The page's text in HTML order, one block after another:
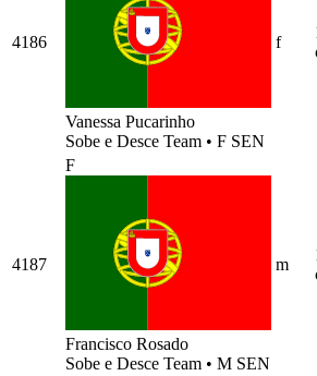
4186
Vanessa Pucarinho
Sobe e Desce Team • F SEN
f
4187
F
Francisco Rosado
Sobe e Desce Team • M SEN
m